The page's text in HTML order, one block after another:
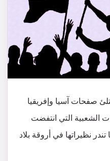
صفحات آسيا وإفريقيا
الشعبية التي انتفضت
نظيراتها في أروقة بلاد